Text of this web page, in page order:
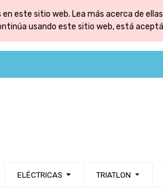
en este sitio web. Lea más acerca de
usando este sitio web, está
ELÉCTRICAS TRIATLON